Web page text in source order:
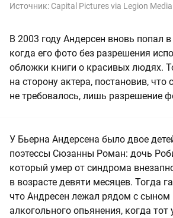
Источник: Capital Pictures via Legion Media
В 2003 году Андерсен вновь попал в
когда его фото без разрешения
обложки книги о красивых людях.
на сторону актера, постановив, что
не требовалось, лишь разрешение
У Бьерна Андерсена было двое
поэтессы Сюзанны Роман: дочь
который умер от синдрома
в возрасте девяти месяцев. Тогда
что Андресен лежал рядом с сыном
алкогольного опьянения, когда тот